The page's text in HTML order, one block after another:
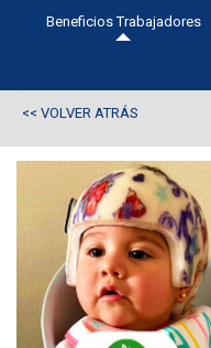
Beneficios Trabajadores
<< VOLVER ATRÁS